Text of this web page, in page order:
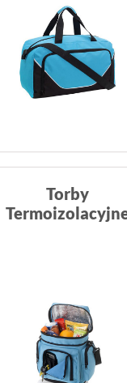
Torby